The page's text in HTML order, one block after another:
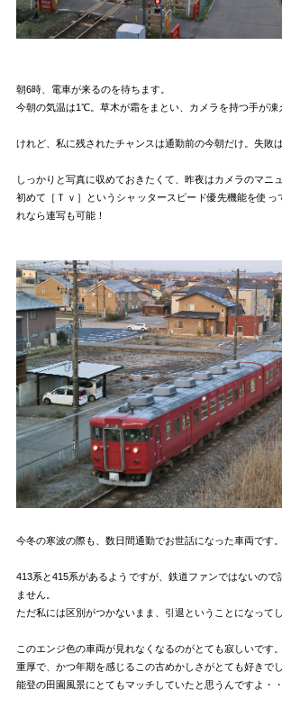
朝6時、電車が来るのを待ちます。
今朝の気温は1℃。草木が霜をまとい、カメラを持つ手が凍
けれど、私に残されたチャンスは通勤前の今朝だけ。失敗
しっかりと写真に収めておきたくて、昨夜はカメラのマニ
初めて［Ｔｖ］というシャッタースピード優先機能を使っ
れなら連写も可能！
今冬の寒波の際も、数日間通勤でお世話になった車両です。
413系と415系があるようですが、鉄道ファンではないので
ません。
ただ私には区別がつかないまま、引退ということになって
このエンジ色の車両が見れなくなるのがとても寂しいです。
重厚で、かつ年期を感じるこの古めかしさがとても好きでし
能登の田園風景にとてもマッチしていたと思うんですよ・・